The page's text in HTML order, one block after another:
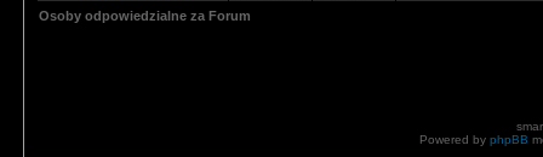
Osoby odpowiedzialne za Forum
Powered by phpBB